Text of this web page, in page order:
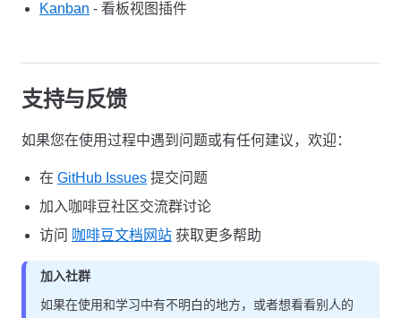
Kanban - 看板视图插件
支持与反馈
如果您在使用过程中遇到问题或有任何建议，欢迎：
在 GitHub Issues 提交问题
加入咖啡豆社区交流群讨论
访问 咖啡豆文档网站 获取更多帮助
加入社群
如果在使用和学习中有不明白的地方，或者想看看别人的